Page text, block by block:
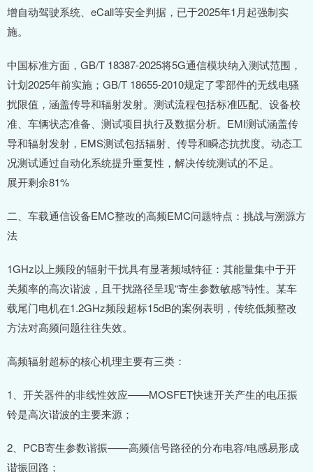
增自动驾驶系统、eCall等安全判据，已于2025年1月起强制实
施。
中国标准方面，GB/T 18387-2025将5G通信模块纳入测试范围，
计划2025年前实施；GB/T 18655-2010规定了零部件的无线电骚
扰限值，涵盖传导和辐射发射。测试流程包括标准匹配、设备校
准、车辆状态准备、测试项目执行及数据分析。EMI测试涵盖传
导和辐射发射，EMS测试包括辐射、传导和瞬态抗扰度。动态工
况测试通过自动化系统提升重复性，解决传统测试的不足。
展开剩余81%
二、车载通信设备EMC整改的高频EMC问题特点：挑战与溯源方
法
1GHz以上频段的辐射干扰具有显著频域特征：其能量集中于开
关频率的高次谐波，且干扰路径呈现“寄生参数敏感”特性。某车
载尾门电机在1.2GHz频段超标15dB的案例表明，传统低频整改
方法对高频问题往往失效。
高频辐射超标的核心机理主要有三类：
1、开关器件的非线性效应——MOSFET快速开关产生的电压振
铃是高次谐波的主要来源；
2、PCB寄生参数谐振——高频信号路径的分布电容/电感易形成
谐振回路；